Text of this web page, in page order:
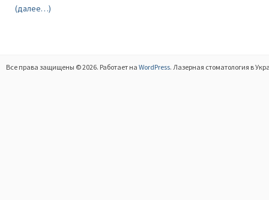
(далее…)
Все права защищены © 2026. Работает на WordPress. Лазерная стоматология в